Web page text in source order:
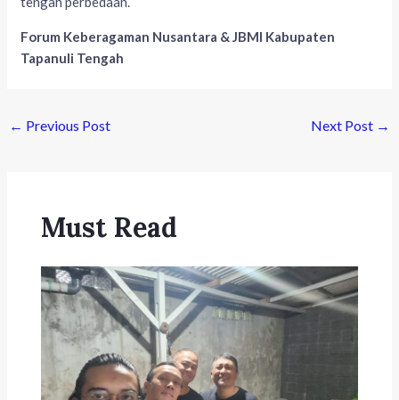
Forum Keberagaman Nusantara & JBMI Kabupaten
Tapanuli Tengah
← Previous Post Next Post →
Must Read